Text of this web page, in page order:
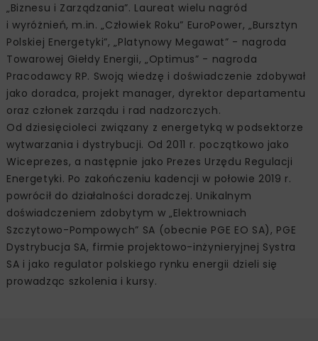
„Biznesu i Zarządzania”. Laureat wielu nagród
i wyróżnień, m.in. „Człowiek Roku” EuroPower, „Bursztyn
Polskiej Energetyki”, „Platynowy Megawat” - nagroda
Towarowej Giełdy Energii, „Optimus” - nagroda
Pracodawcy RP. Swoją wiedzę i doświadczenie zdobywał
jako doradca, projekt manager, dyrektor departamentu
oraz członek zarządu i rad nadzorczych.
Od dziesięcioleci związany z energetyką w podsektorze
wytwarzania i dystrybucji. Od 2011 r. początkowo jako
Wiceprezes, a następnie jako Prezes Urzędu Regulacji
Energetyki. Po zakończeniu kadencji w połowie 2019 r.
powrócił do działalności doradczej. Unikalnym
doświadczeniem zdobytym w „Elektrowniach
Szczytowo-Pompowych” SA (obecnie PGE EO SA), PGE
Dystrybucja SA, firmie projektowo-inżynieryjnej Systra
SA i jako regulator polskiego rynku energii dzieli się
prowadząc szkolenia i kursy.